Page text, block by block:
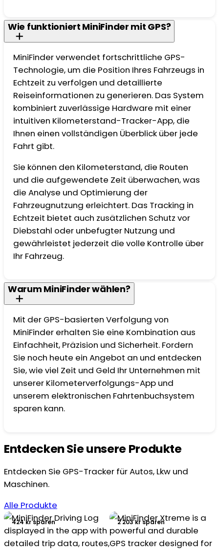
Wie funktioniert MiniFinder mit GPS?
MiniFinder verwendet fortschrittliche GPS-
Technologie, um die Position Ihres Fahrzeugs in
Echtzeit zu verfolgen und detaillierte
Reiseinformationen zu generieren. Das System
kombiniert zuverlässige Hardware mit einer
intuitiven Kilometerstand-Tracker-App, die
Ihnen einen vollständigen Überblick über jede
Fahrt gibt.
Sie können den Kilometerstand, die Routen
und die aufgewendete Zeit überwachen, was
die Analyse und Optimierung der
Fahrzeugnutzung erleichtert. Das Tracking in
Echtzeit bietet auch zusätzlichen Schutz vor
Diebstahl oder unbefugter Nutzung und
gewährleistet jederzeit die volle Kontrolle über
Ihr Fahrzeug.
Warum MiniFinder wählen?
Mit der GPS-basierten Verfolgung von
MiniFinder erhalten Sie eine Kombination aus
Einfachheit, Präzision und Sicherheit. Fordern
Sie noch heute ein Angebot an und entdecken
Sie, wie viel Zeit und Geld Ihr Unternehmen mit
unserer Kilometerverfolgungs-App und
unserem elektronischen Fahrtenbuchsystem
sparen kann.
Entdecken Sie unsere Produkte
Entdecken Sie GPS-Tracker für Autos, Lkw und
Maschinen.
Alle Produkte
424 kr sparen 2 203 kr sparen